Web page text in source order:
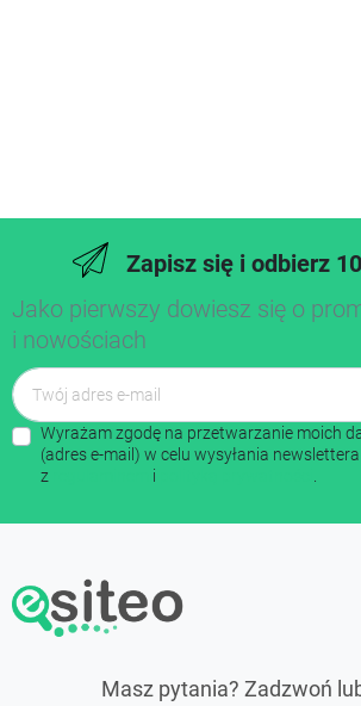
Zapisz się i odbierz
Jako pierwszy dowiesz się o
i nowościach
Wyrażam zgodę na przetwarzanie moich
(adres e-mail) w celu wysyłania
z
i
Masz pytania? Zadzwoń